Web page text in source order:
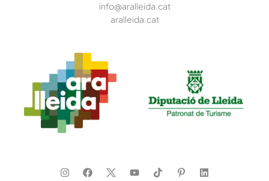
info@aralleida.cat
aralleida.cat